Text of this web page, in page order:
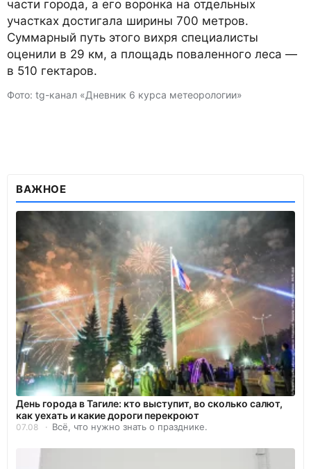
части города, а его воронка на отдельных
участках достигала ширины 700 метров.
Суммарный путь этого вихря специалисты
оценили в 29 км, а площадь поваленного леса —
в 510 гектаров.
Фото: tg-канал «Дневник 6 курса метеорологии»
ВАЖНОЕ
День города в Тагиле: кто выступит, во сколько салют,
как уехать и какие дороги перекроют
07.08 Всё, что нужно знать о празднике.